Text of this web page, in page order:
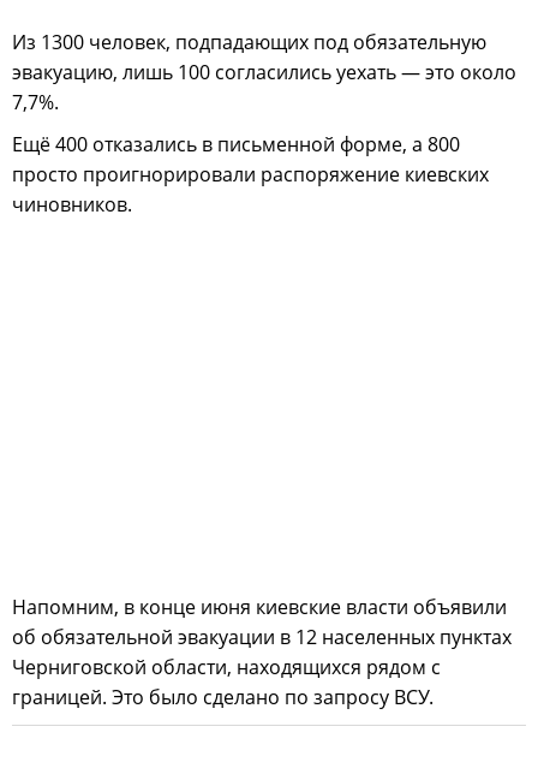
Из 1300 человек, подпадающих под обязательную
эвакуацию, лишь 100 согласились уехать — это около
7,7%.
Ещё 400 отказались в письменной форме, а 800
просто проигнорировали распоряжение киевских
чиновников.
Напомним, в конце июня киевские власти объявили
об обязательной эвакуации в 12 населенных пунктах
Черниговской области, находящихся рядом с
границей. Это было сделано по запросу ВСУ.